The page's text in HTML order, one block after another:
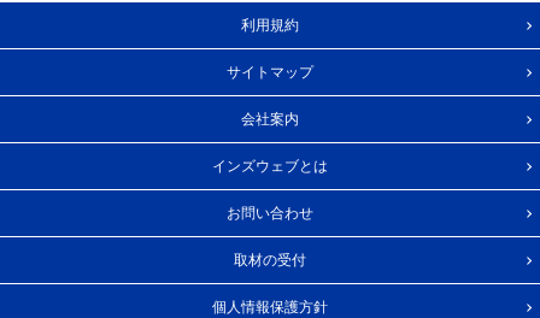
利用規約
サイトマップ
会社案内
インズウェブとは
お問い合わせ
取材の受付
個人情報保護方針